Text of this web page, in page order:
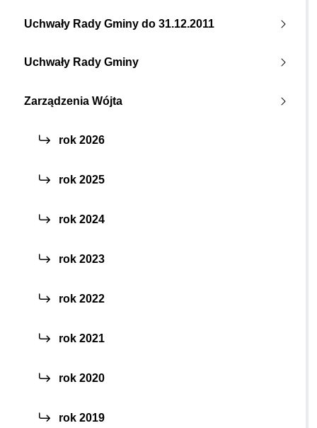
Uchwały Rady Gminy do 31.12.2011
Uchwały Rady Gminy
Zarządzenia Wójta
rok 2026
rok 2025
rok 2024
rok 2023
rok 2022
rok 2021
rok 2020
rok 2019